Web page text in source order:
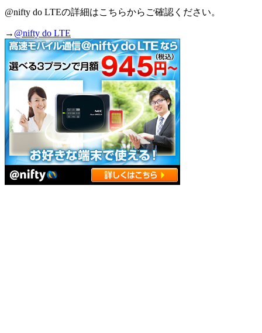
@nifty do LTEの詳細はこちらからご確認ください。
→ @nifty do LTE